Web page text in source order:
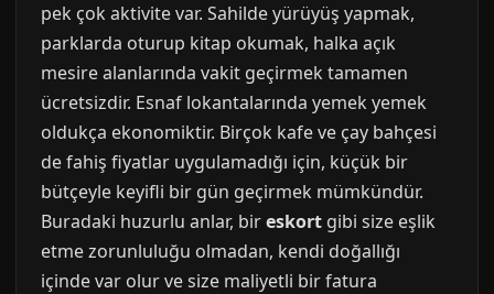
pek çok aktivite var. Sahilde yürüyüş yapmak,
parklarda oturup kitap okumak, halka açık
mesire alanlarında vakit geçirmek tamamen
ücretsizdir. Esnaf lokantalarında yemek yemek
oldukça ekonomiktir. Birçok kafe ve çay bahçesi
de fahiş fiyatlar uygulamadığı için, küçük bir
bütçeyle keyifli bir gün geçirmek mümkündür.
Buradaki huzurlu anlar, bireskort gibi size eşlik
etme zorunluluğu olmadan, kendi doğallığı
içinde var olur ve size maliyetli bir fatura